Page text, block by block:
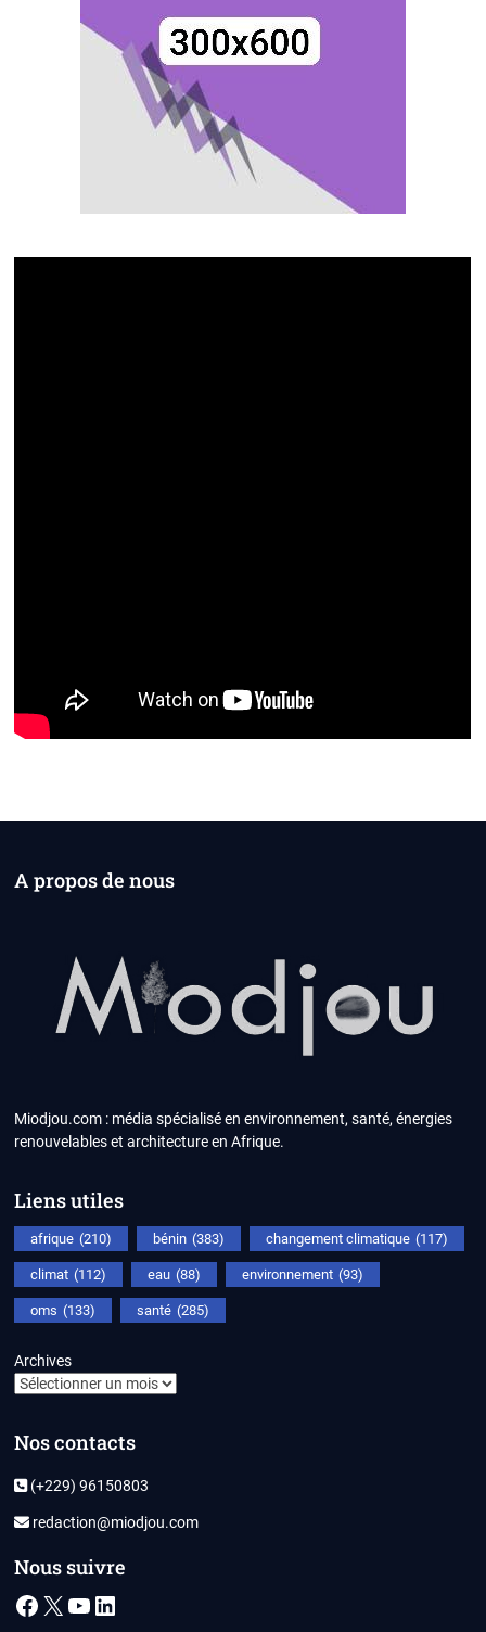
A propos de nous
Miodjou.com : média spécialisé en environnement, santé, énergies
renouvelables et architecture en Afrique.
Liens utiles
afrique (210) bénin (383) changement climatique (117)
climat (112) eau (88) environnement (93)
oms (133) santé (285)
Archives
Nos contacts
(+229) 96150803
redaction@miodjou.com
Nous suivre
Facebook
X YouTube
LinkedIn